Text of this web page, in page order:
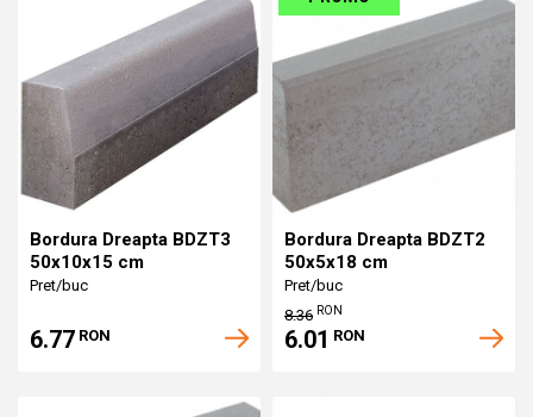
Bordura Dreapta BDZT3
50x10x15 cm
Pret/buc
6.77 RON
Bordura Dreapta BDZT2
50x5x18 cm
Pret/buc
8.36 RON
6.01 RON